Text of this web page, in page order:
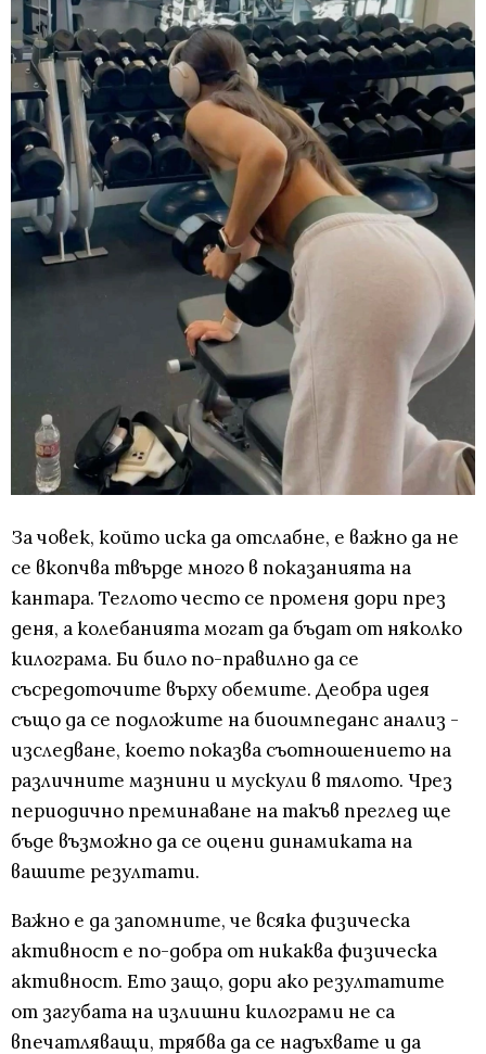
За човек, който иска да отслабне, е важно да не
се вкопчва твърде много в показанията на
кантара. Теглото често се променя дори през
деня, а колебанията могат да бъдат от няколко
килограма. Би било по-правилно да се
съсредоточите върху обемите. Деобра идея
също да се подложите на биоимпеданс анализ -
изследване, което показва съотношението на
различните мазнини и мускули в тялото. Чрез
периодично преминаване на такъв преглед ще
бъде възможно да се оцени динамиката на
вашите резултати.
Важно е да запомните, че всяка физическа
активност е по-добра от никаква физическа
активност. Ето защо, дори ако резултатите
от загубата на излишни килограми не са
впечатляващи, трябва да се надъхвате и да